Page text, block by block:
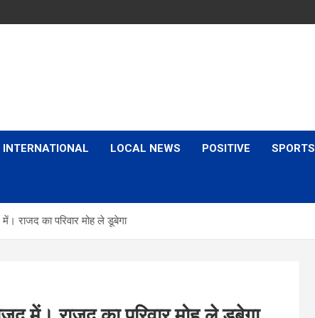
INTERNATIONAL LOCAL NEWS POSITIVE SPORTS
राजद का परिवार मोह ले डूबेगा